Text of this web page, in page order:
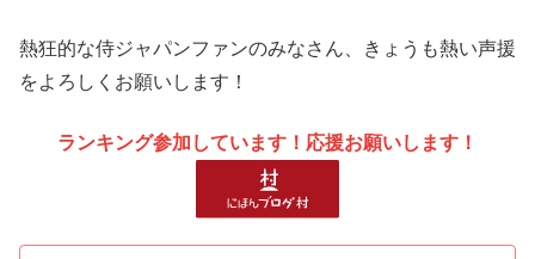
熱狂的な侍ジャパンファンのみなさん、きょうも熱い声援
をよろしくお願いします！
ランキング参加しています！応援お願いします！